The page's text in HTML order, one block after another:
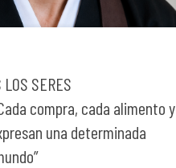
SERES
compra, cada alimento y
una determinada